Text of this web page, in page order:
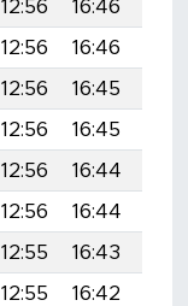
12:56 16:46
12:56 16:46
12:56 16:45
12:56 16:45
12:56 16:44
12:56 16:44
12:55 16:43
12:55 16:42